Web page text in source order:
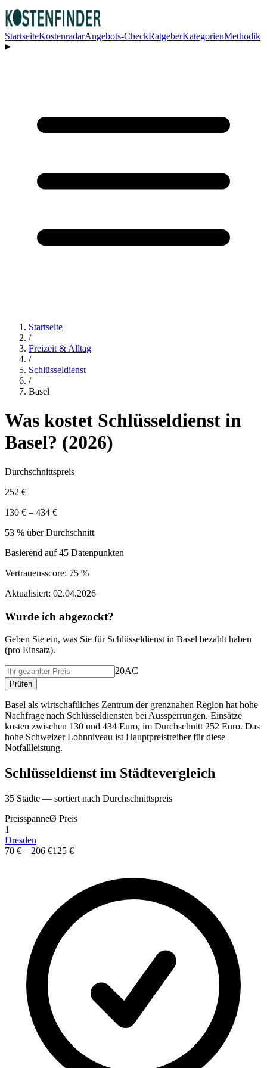
StartseiteKostenradarAngebots-CheckRatgeberKategorienMethodik
Startseite
/
Freizeit & Alltag
/
Schlüsseldienst
/
Basel
Was kostet Schlüsseldienst in
Basel? (2026)
Durchschnittspreis
252 €
130 € – 434 €
53 % über Durchschnitt
Basierend auf45 Datenpunkten
Vertrauensscore: 75 %
Aktualisiert: 02.04.2026
Wurde ich abgezockt?
Geben Sie ein, was Sie für Schlüsseldienst in Basel bezahlt haben
(pro Einsatz).
20AC
Prüfen
Basel als wirtschaftliches Zentrum der grenznahen Region hat hohe
Nachfrage nach Schlüsseldiensten bei Aussperrungen. Einsätze
kosten zwischen 130 und 434 Euro, im Durchschnitt 252 Euro. Das
hohe Schweizer Lohnniveau ist Hauptpreistreiber für diese
Notfallleistung.
Schlüsseldienst im Städtevergleich
35 Städte — sortiert nach Durchschnittspreis
PreisspanneØ Preis
1
Dresden
70 € – 206 €125 €